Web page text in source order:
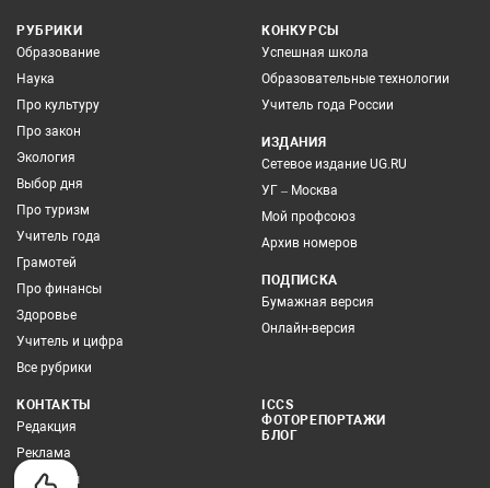
РУБРИКИ
Образование
Наука
Про культуру
Про закон
Экология
Выбор дня
Про туризм
Учитель года
Грамотей
Про финансы
Здоровье
Учитель и цифра
Все рубрики
КОНКУРСЫ
Успешная школа
Образовательные технологии
Учитель года России
ИЗДАНИЯ
Сетевое издание UG.RU
УГ – Москва
Мой профсоюз
Архив номеров
ПОДПИСКА
Бумажная версия
Онлайн-версия
КОНТАКТЫ
Редакция
Реклама
Партнеры
ICCS
ФОТОРЕПОРТАЖИ
БЛОГ